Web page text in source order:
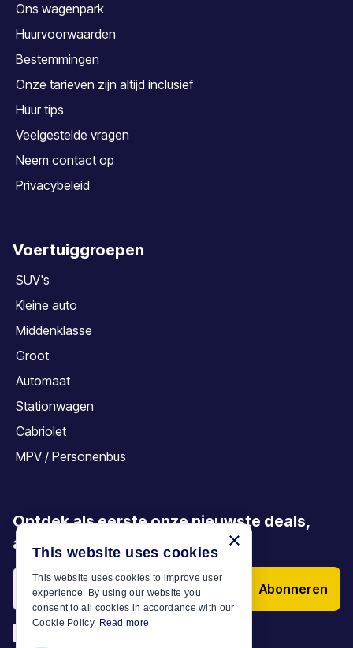
Ons wagenpark
Huurvoorwaarden
Bestemmingen
Onze tarieven zijn altijd inclusief
Huur tips
Veelgestelde vragen
Neem contact op
Privacybeleid
Voertuiggroepen
SUV's
Kleine auto
Middenklasse
Groot
Automaat
Stationwagen
Cabriolet
MPV / Personenbus
Ontdek als eerste onze nieuwste deals,
aanbiedingen en artikelen
Abonneren
×
This website uses cookies
This website uses cookies to improve user
experience. By using our website you
consent to all cookies in accordance with our
Cookie Policy. Read more